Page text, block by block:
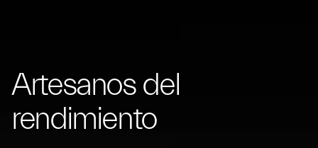
Artesanos del
rendimiento